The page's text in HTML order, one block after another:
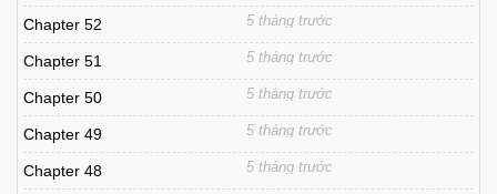
Chapter 52 5 tháng trước
Chapter 51 5 tháng trước
Chapter 50 5 tháng trước
Chapter 49 5 tháng trước
Chapter 48 5 tháng trước